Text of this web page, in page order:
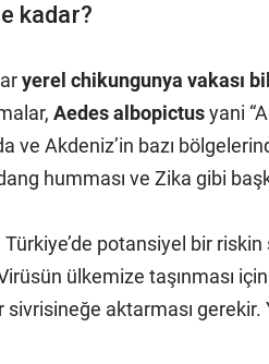
kadar?
yerel chikungunya vakası
Aedes albopictusyani
ve Akdeniz’in bazı
humması ve Zika gibi
potansiyel bir riskin
ülkemize taşınması
sivrisineğe aktarması